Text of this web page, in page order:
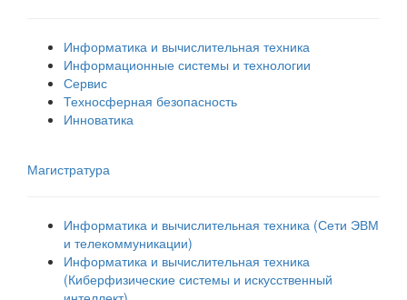
Информатика и вычислительная техника
Информационные системы и технологии
Сервис
Техносферная безопасность
Инноватика
Магистратура
Информатика и вычислительная техника (Сети ЭВМ
и телекоммуникации)
Информатика и вычислительная техника
(Киберфизические системы и искусственный